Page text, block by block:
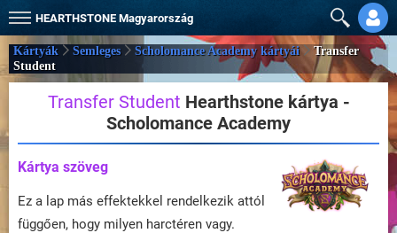
HEARTHSTONE Magyarország
Kártyák Semleges Scholomance Academy kártyái
Transfer
Student
Transfer Student Hearthstone kártya -
Scholomance Academy
Kártya szöveg
Ez a lap más effektekkel rendelkezik attól
függően, hogy milyen harctéren vagy.